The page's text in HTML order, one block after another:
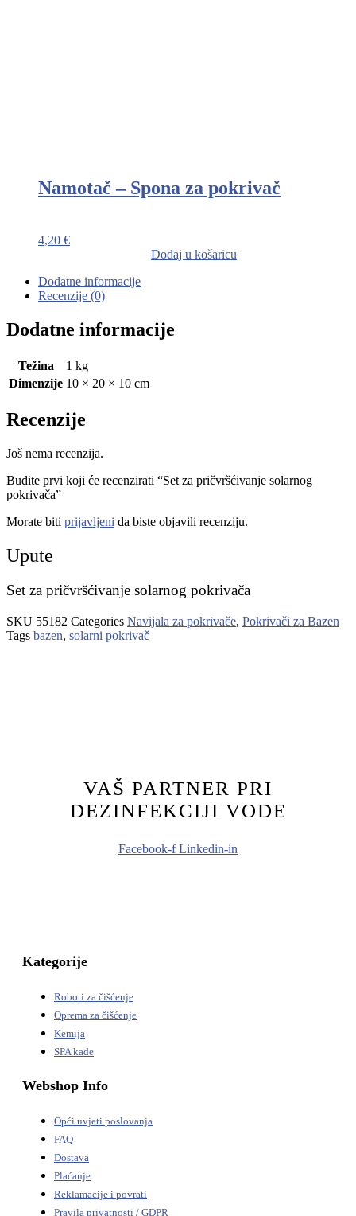
Namotač – Spona za pokrivač
4,20 €
Dodaj u košaricu
Dodatne informacije
Recenzije (0)
Dodatne informacije
Težina
1 kg
Dimenzije 10 × 20 × 10 cm
Recenzije
Još nema recenzija.
Budite prvi koji će recenzirati “Set za pričvršćivanje solarnog
pokrivača”
Morate biti prijavljeni da biste objavili recenziju.
Upute
Set za pričvršćivanje solarnog pokrivača
SKU 55182 Categories Navijala za pokrivače, Pokrivači za Bazen
Tags bazen, solarni pokrivač
VAŠ PARTNER PRI
DEZINFEKCIJI VODE
Facebook-f Linkedin-in
Kategorije
Roboti za čišćenje
Oprema za čišćenje
Kemija
SPA kade
Webshop Info
Opći uvjeti poslovanja
FAQ
Dostava
Plaćanje
Reklamacije i povrati
Pravila privatnosti / GDPR